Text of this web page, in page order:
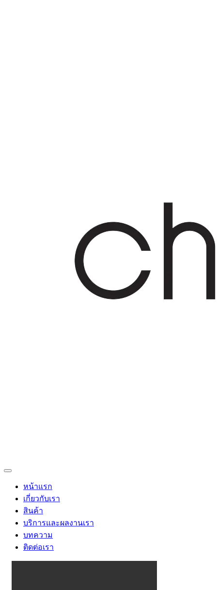
หน้าแรก
เกี่ยวกับเรา
สินค้า
บริการและผลงานเรา
บทความ
ติดต่อเรา